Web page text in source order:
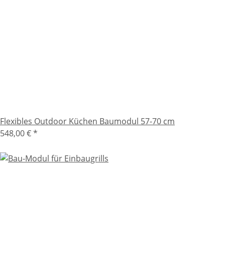
Flexibles Outdoor Küchen Baumodul 57-70 cm
548,00 €*